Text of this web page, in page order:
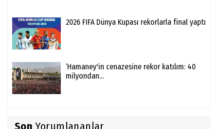
2026 FIFA Dünya Kupası rekorlarla final yaptı
‘Hamaney'in cenazesine rekor katılım: 40
milyondan...
Son Yorumlananlar